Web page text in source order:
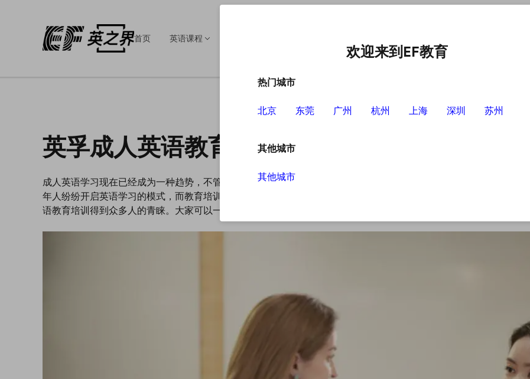
首页 英语课程
英孚成人英语教育培训怎么样
成人英语学习现在已经成为一种趋势，不管是工作的需要、旅游的需要，还是其他方面的需要很多成
年人纷纷开启英语学习的模式，而教育培训机构则是大多数人选择学习英语的渠道，其中英孚成人英
语教育培训得到众多人的青睐。大家可以一起了解一下英孚的教育情况。
欢迎来到EF教育
热门城市
北京 东莞 广州 杭州 上海 深圳 苏州
其他城市
其他城市